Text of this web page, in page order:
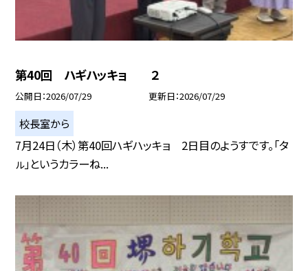
第40回 ハギハッキョ ２
公開日 2026/07/29 更新日 2026/07/29
校長室から
7月24日（木）第40回ハギハッキョ 2日目のようすです。「タ
ㇽ」というカラーね...